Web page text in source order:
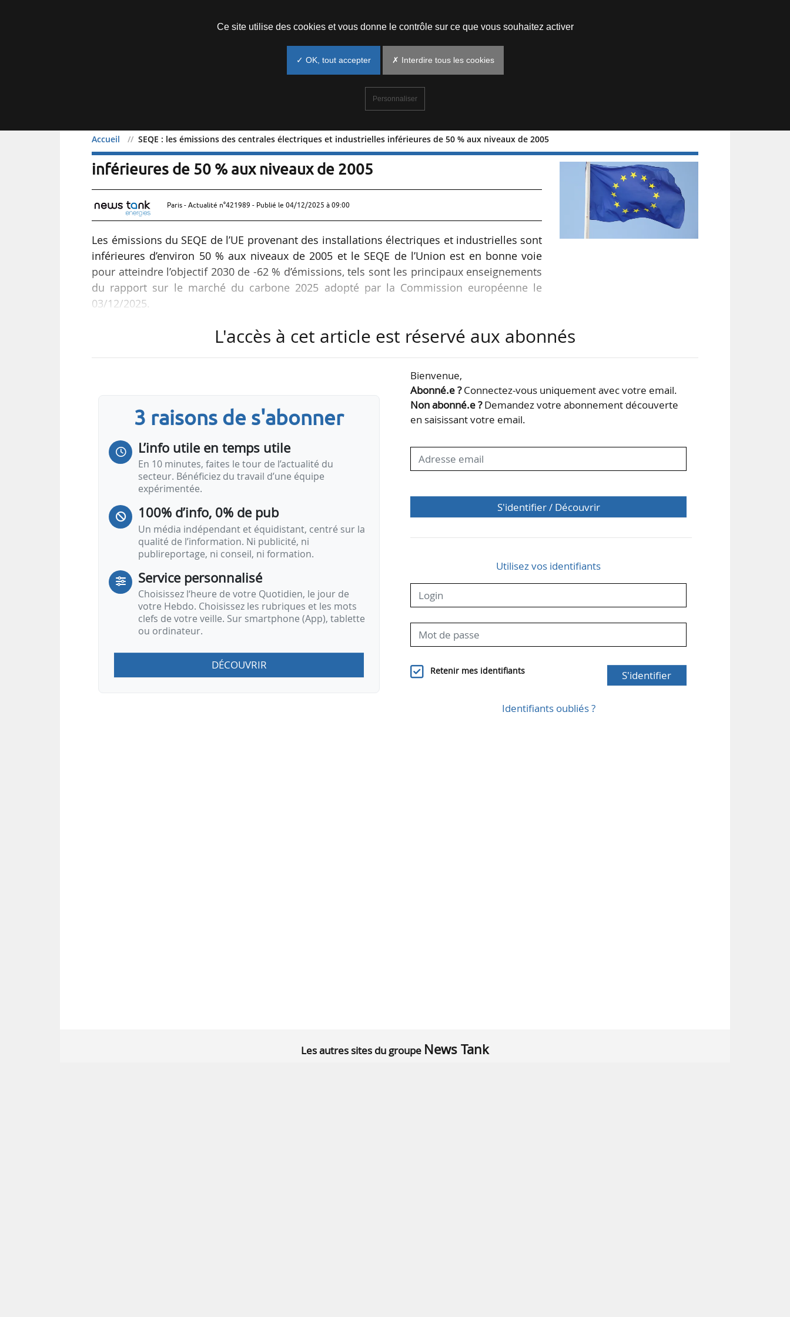
Accueil SEQE : les émissions des centrales électriques et industrielles inférieures de 50 % aux niveaux de 2005
SEQE : les émissions des centrales électriques et industrielles
inférieures de 50 % aux niveaux de 2005
Paris - Actualité n°421989 - Publié le 04/12/2025 à 09:00
Les émissions du SEQE de l’UE provenant des installations électriques et industrielles sont
inférieures d’environ 50 % aux niveaux de 2005 et le SEQE de l’Union est en bonne voie
pour atteindre l’objectif 2030 de -62 % d’émissions, tels sont les principaux enseignements
du rapport sur le marché du carbone 2025 adopté par la Commission européenne le
03/12/2025.
Ce rapport, issu du rapport sur l’état de l’Union dans le domaine de l’énergie, fait le point
Les émissions des installations du secteur électrique ont diminué de 11 % par rapport à
2023 (avec une baisse de 9 % des émissions globales provenant de la combustion de
L'accès à cet article est réservé aux abonnés
3 raisons de s'abonner
L’info utile en temps utile
En 10 minutes, faites le tour de l’actualité du
secteur. Bénéficiez du travail d’une équipe
expérimentée.
100% d’info, 0% de pub
Un média indépendant et équidistant, centré sur la
qualité de l’information. Ni publicité, ni
publireportage, ni conseil, ni formation.
Service personnalisé
Choisissez l‘heure de votre Quotidien, le jour de
votre Hebdo. Choisissez les rubriques et les mots
clefs de votre veille. Sur smartphone (App), tablette
ou ordinateur.
DÉCOUVRIR
Bienvenue,
Abonné.e ?Connectez-vous uniquement avec votre email.
Non abonné.e ?Demandez votre abonnement découverte
en saisissant votre email.
S'identifier / Découvrir
Utilisez vos identifiants
Retenir mes identifiants S'identifier
Identifiants oubliés ?
Les autres sites du groupe News Tank
Ce site utilise des cookies et vous donne le contrôle sur ce que vous souhaitez activer
✓ OK, tout accepter ✗ Interdire tous les cookies
Personnaliser